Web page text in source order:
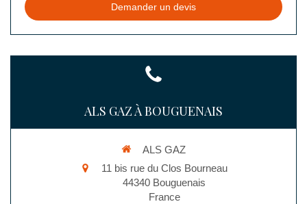
Demander un devis
ALS GAZ À BOUGUENAIS
ALS GAZ
11 bis rue du Clos Bourneau
44340 Bouguenais
France